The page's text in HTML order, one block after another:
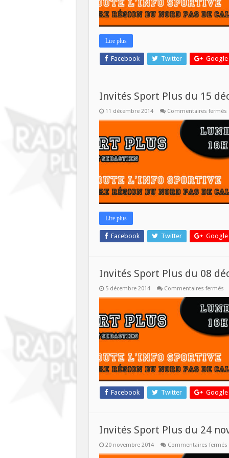
Lire plus
Facebook Twitter Google
Invités Sport Plus du 15
11 décembre 2014 Commentaires fermés
15
Lire plus
Facebook Twitter Google
Invités Sport Plus du 08
5 décembre 2014 Commentaires ferméssur
du
08
Facebook Twitter Google
Invités Sport Plus du 24
20 novembre 2014 Commentaires fermés